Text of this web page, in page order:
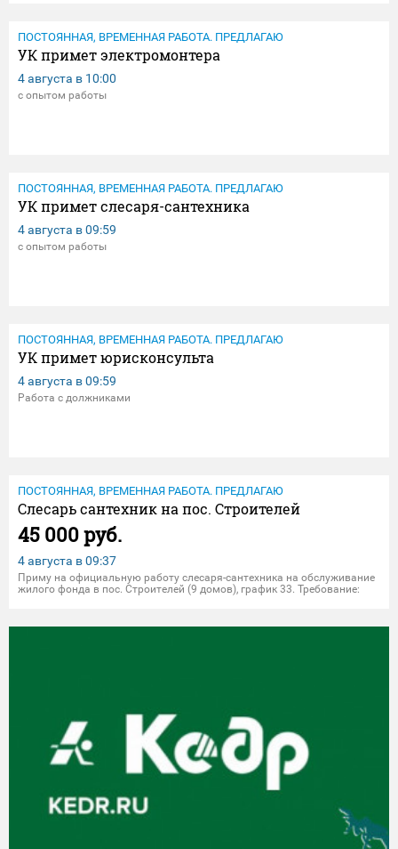
ПОСТОЯННАЯ, ВРЕМЕННАЯ РАБОТА. ПРЕДЛАГАЮ
УК примет электромонтера
4 августа в 10:00
с опытом работы
ПОСТОЯННАЯ, ВРЕМЕННАЯ РАБОТА. ПРЕДЛАГАЮ
УК примет слесаря-сантехника
4 августа в09:59
с опытом работы
ПОСТОЯННАЯ, ВРЕМЕННАЯ РАБОТА. ПРЕДЛАГАЮ
УК примет юрисконсульта
4 августа в09:59
Работа с должниками
ПОСТОЯННАЯ, ВРЕМЕННАЯ РАБОТА. ПРЕДЛАГАЮ
Слесарь сантехник на пос. Строителей
45 000 руб.
4 августа в09:37
Приму на официальную работу слесаря-сантехника на обслуживание
жилого фонда в пос. Строителей (9 домов), график 33. Требование: